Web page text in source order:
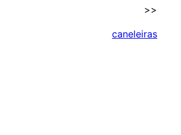
>>
caneleiras